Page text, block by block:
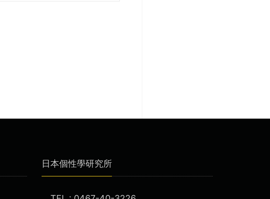
日本個性學研究所